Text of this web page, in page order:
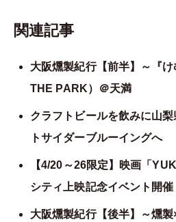
関連記事
大阪燻製紀行【前半】～『
THE PARK）＠天満
クラフトビールを飲みに山
トサイダーブルーイングへ
【4/20～26限定】映画「
シティ上映記念イベント開催
大阪燻製紀行【後半】～燻